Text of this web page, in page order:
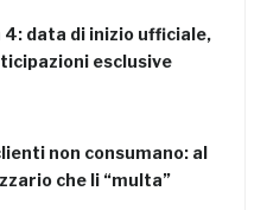
4: data di inizio ufficiale,
esclusive
non consumano: al
che li “multa”